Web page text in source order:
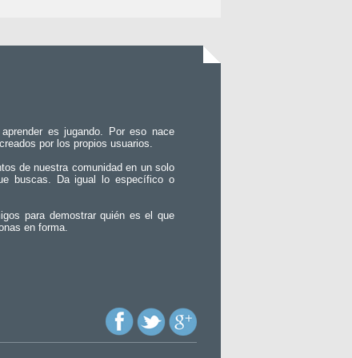
es jugando. Por eso nace
por los propios usuarios.
de nuestra comunidad en un solo
buscas. Da igual lo específico o
para demostrar quién es el que
en forma.